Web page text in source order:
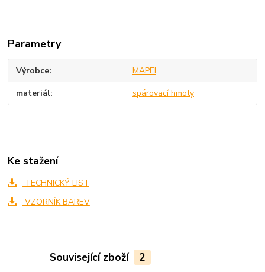
Parametry
Výrobce MAPEI
materiál spárovací hmoty
Ke stažení
TECHNICKÝ LIST
VZORNÍK BAREV
Související zboží 2